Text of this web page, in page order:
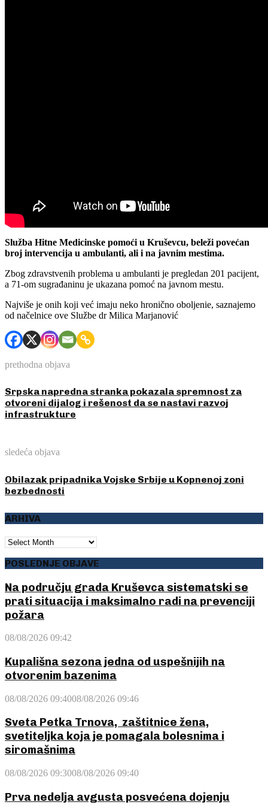
Služba Hitne Medicinske pomoći u Kruševcu, beleži povećan
broj intervencija u ambulanti, ali i na javnim mestima.
Zbog zdravstvenih problema u ambulanti je pregledan 201 pacijent,
a 71-om sugrađaninu je ukazana pomoć na javnom mestu.
Najviše je onih koji već imaju neko hronično oboljenie, saznajemo
od načelnice ove Službe dr Milica Marjanović
prethodna objava
Srpska napredna stranka pokazala spremnost za
otvoreni dijalog i rešenost da se nastavi razvoj
infrastrukture
sledeća objava
Obilazak pripadnika Vojske Srbije u Kopnenoj zoni
bezbednosti
ARHIVA
ARHIVA
POSLEDNJE OBJAVE
Na području grada Kruševca sistematski se
prati situacija i maksimalno radi na prevenciji
požara
08/08/2026 09:42
Kupališna sezona jedna od uspešnijih na
otvorenim bazenima
08/08/2026 09:4008/08/2026 09:46
Sveta Petka Trnova, zaštitnice žena,
svetiteljka koja je pomagala bolesnima i
siromašnima
08/08/2026 09:3008/08/2026 09:40
Prva nedelja avgusta posvećena dojenju